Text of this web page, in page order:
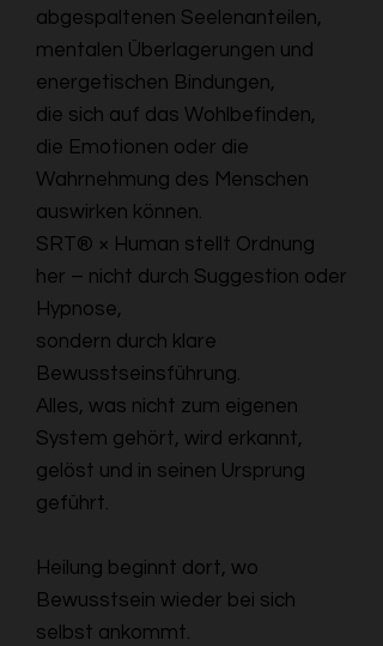
abgespaltenen Seelenanteilen,
mentalen Überlagerungen und
energetischen Bindungen,
die sich auf das Wohlbefinden,
die Emotionen oder die
Wahrnehmung des Menschen
auswirken können.
SRT® × Human stellt Ordnung
her – nicht durch Suggestion oder
Hypnose,
sondern durch klare
Bewusstseinsführung.
Alles, was nicht zum eigenen
System gehört, wird erkannt,
gelöst und in seinen Ursprung
geführt.
Heilung beginnt dort, wo
Bewusstsein wieder bei sich
selbst ankommt.